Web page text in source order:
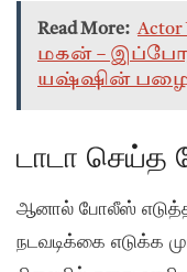
Read More:
மகன் –
யஷ்ஷின்
டாடா செய்த
ஆனால் போலீஸ்
நடவடிக்கை எடுக்க